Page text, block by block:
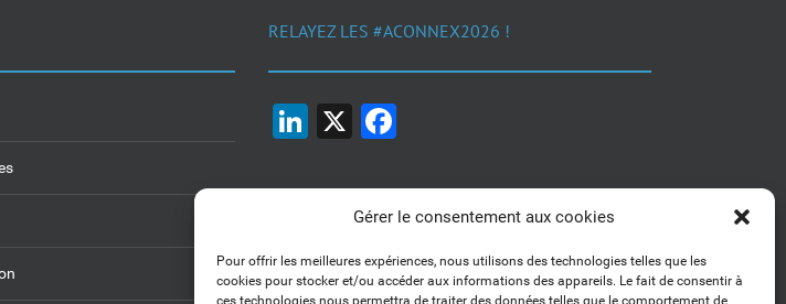
Gérer le consentement aux cookies
Pour offrir les meilleures expériences, nous utilisons des technologies telles que les
cookies pour stocker et/ou accéder aux informations des appareils. Le fait de consentir à
ces technologies nous permettra de traiter des données telles que le comportement de
RELAYEZ LES #ACONNEX2026 !
LinkedIn
X
1, 2, 3... Buzzez !